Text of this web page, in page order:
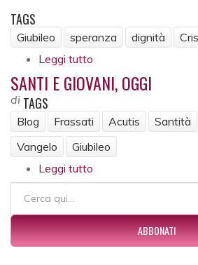
TAGS
Giubileo speranza dignità
Leggi tutto
SANTI E GIOVANI, OGGI
di TAGS
Blog Frassati Acutis Santità
Vangelo
Giubileo
Leggi tutto
FORM DI RICERCA
ABBONATI